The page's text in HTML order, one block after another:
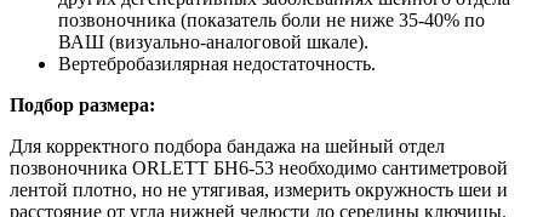
позвоночника (показатель боли не ниже 35-40% по
ВАШ (визуально-аналоговой шкале).
Вертебробазилярная недостаточность.
Подбор размера:
Для корректного подбора бандажа на шейный отдел
позвоночника ORLETT БН6-53 необходимо сантиметровой
лентой плотно, но не утягивая, измерить окружность шеи и
расстояние от угла нижней челюсти до середины ключицы.